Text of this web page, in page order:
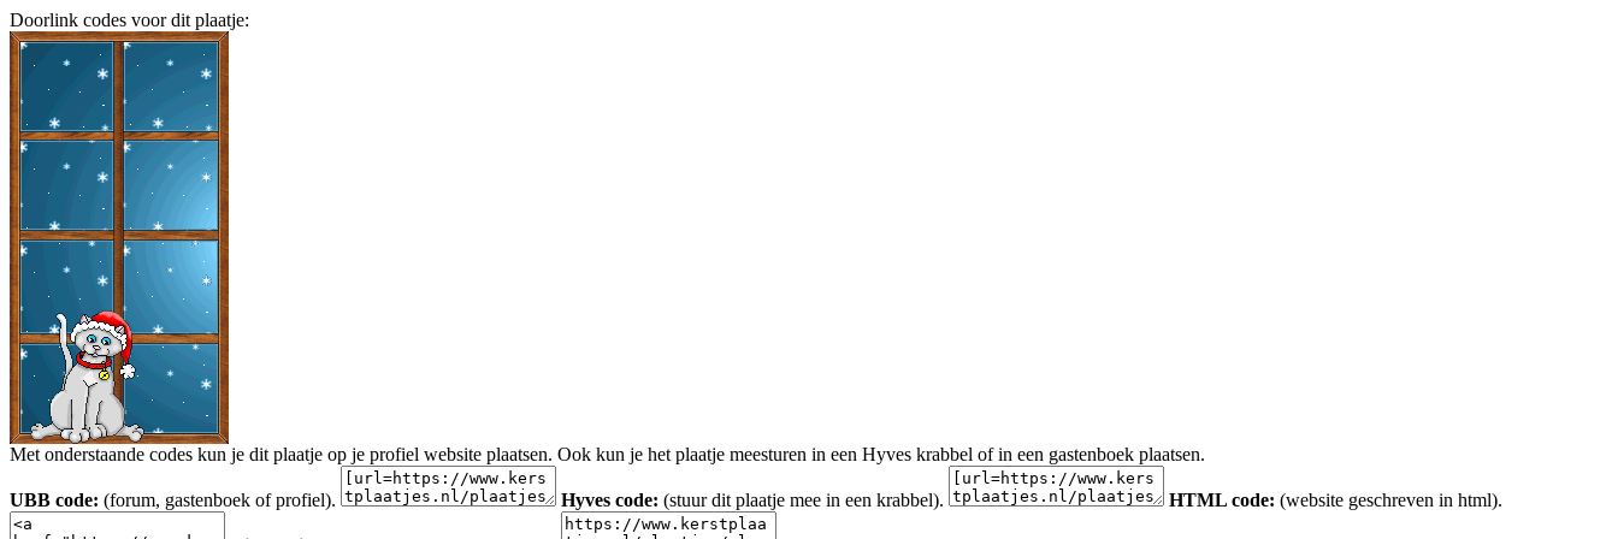
Doorlink codes voor dit plaatje:
Met onderstaande codes kun je dit plaatje op je profiel website plaatsen. Ook kun je het plaatje meesturen in een Hyves krabbel of in een gastenboek plaatsen.
UBB code: (forum, gastenboek of profiel). Hyves code: (stuur dit plaatje mee in een krabbel). HTML code: (website geschreven in html).